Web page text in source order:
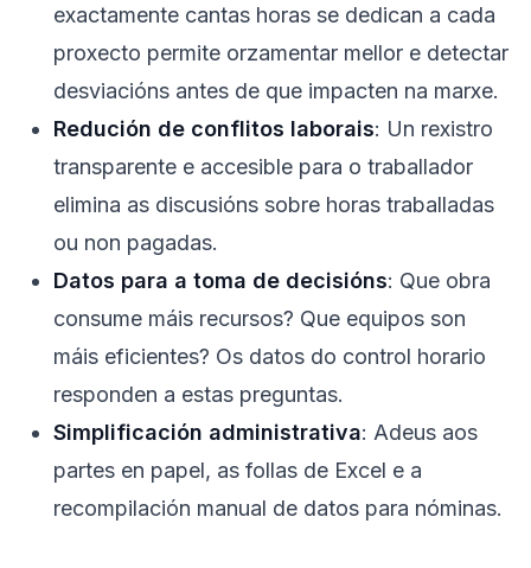
exactamente cantas horas se dedican a cada
proxecto permite orzamentar mellor e detectar
desviacións antes de que impacten na marxe.
Redución de conflitos laborais: Un rexistro
transparente e accesible para o traballador
elimina as discusións sobre horas traballadas
ou non pagadas.
Datos para a toma de decisións: Que obra
consume máis recursos? Que equipos son
máis eficientes? Os datos do control horario
responden a estas preguntas.
Simplificación administrativa: Adeus aos
partes en papel, as follas de Excel e a
recompilación manual de datos para nóminas.